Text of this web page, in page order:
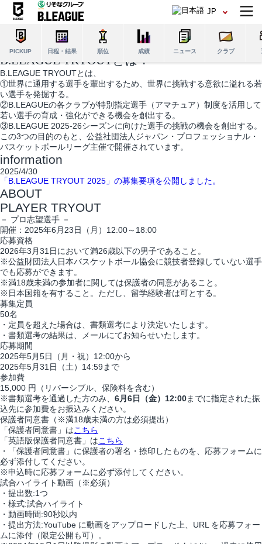
TRYOUT 2025
B.LEAGUE TRYOUT とは？
B.LEAGUE TRYOUTとは、
①世界に通用する選手を輩出するため、世界に挑戦する意欲に溢れる若
い選手を発掘する。
②B.LEAGUEの各クラブが特別指定選手（アマチュア）制度を活用して
若い選手の育成・強化ができる機会を創出する。
③B.LEAGUE 2025-26シーズンに向けた選手の挑戦の機会を創出する。
この3つの目的のもと、公益社団法人ジャパン・プロフェッショナル・
バスケットボールリーグ主催で開催されています。
information
2025/4/30
「B.LEAGUE TRYOUT 2025」の募集要項を公開しました。
ABOUT
PLAYER TRYOUT
－ プロ志望選手 －
開催：2025年6月23日（月）12:00～18:00
応募資格
2026年3月31日において満26歳以下の男子であること。
※公益財団法人日本バスケットボール協会に競技者登録していない選手
でも応募ができます。
※満18歳未満の参加者に関しては保護者の同意があること。
※日本国籍を有すること。ただし、留学経験者は可とする。
募集定員
50名
・定員を超えた場合は、書類選考により決定いたします。
・書類選考の結果は、メールにてお知らせいたします。
応募期間
2025年5月5日（月・祝）12:00から
2025年5月31日（土）14:59まで
参加費
15,000 円（リバーシブル、保険料を含む）
※書類選考を通過した方のみ、 6月6日（金）12:00までに指定された振
込先に参加費をお振込みください。
保護者同意書 （※満18歳未満の方は必須提出）
「保護者同意書」はこちら
「英語版保護者同意書」はこちら
・「保護者同意書」に保護者の署名・捺印したものを、応募フォームに
必ず添付してください。
※申込時に応募フォームに必ず添付してください。
試合ハイライト動画 （※必須）
・提出数:1つ
・様式:試合ハイライト
・動画時間:90秒以内
・提出方法:YouTube に動画をアップロードした上、URL を応募フォー
ムに添付（限定公開も可）。
JP
PICKUP 日程・結果 順位 成績 ニュース クラブ